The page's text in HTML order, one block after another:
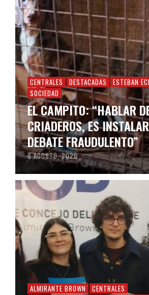
CENTRALES DESTACADAS
ESTEBAN
SOCIEDAD
EL CAMPITO: “HABLAR
CRIADEROS, ES
DEBATE FRAUDULENTO”
8 AGOSTO, 2026
ALMIRANTE BROWN
CENTRALES